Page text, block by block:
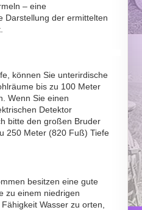
– eine
Darstellung der ermittelten
können Sie unterirdische
bis zu 100 Meter
Wenn Sie einen
Detektor
bitte den großen Bruder
250 Meter (820 Fuß) Tiefe
besitzen eine gute
zu einem niedrigen
Wasser zu orten,